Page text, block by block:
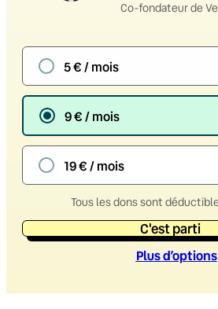
Co-fondateur de
5 € / mois
9 € / mois
19 € / mois
Tous les dons sont
C'est parti
Plus d’options